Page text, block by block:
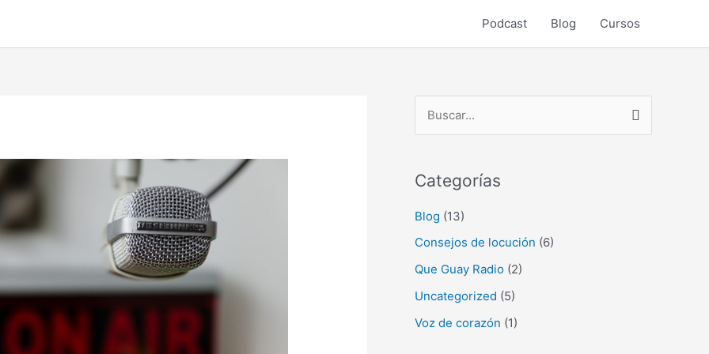
Podcast Blog Cursos
c
a
r
Categorías
Blog (13)
Consejos de locución (6)
Que Guay Radio (2)
Uncategorized (5)
Voz de corazón (1)